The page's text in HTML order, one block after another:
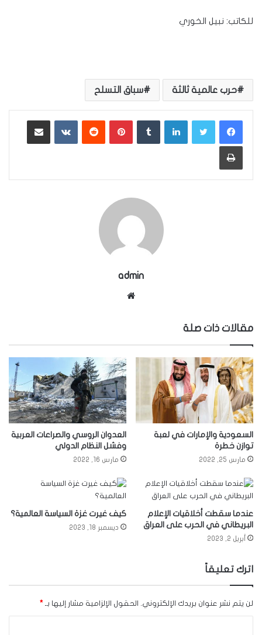
للكاتب: نبيل الخوري
حرب عالمية ثالثة سباق التسلح
لينكدإن بينتيريست مشاركة عبر البريد
طباعة
admin
مقالات ذات صلة
السعودية والإمارات في لعبة
توازن خطرة
مارس 25, 2022
العدوان الروسي والصراعات العربية
وفشل النظام الدولي
مارس 16, 2022
عندما سقطت أخلاقيات الإعلام
البريطاني في الحرب على العراق
أبريل 2, 2023
كيف غيرت غزة السياسة العالمية؟
ديسمبر 18, 2023
اترك تعليقاً
لن يتم نشر عنوان بريدك الإلكتروني. الحقول الإلزامية مشار إليها بـ *